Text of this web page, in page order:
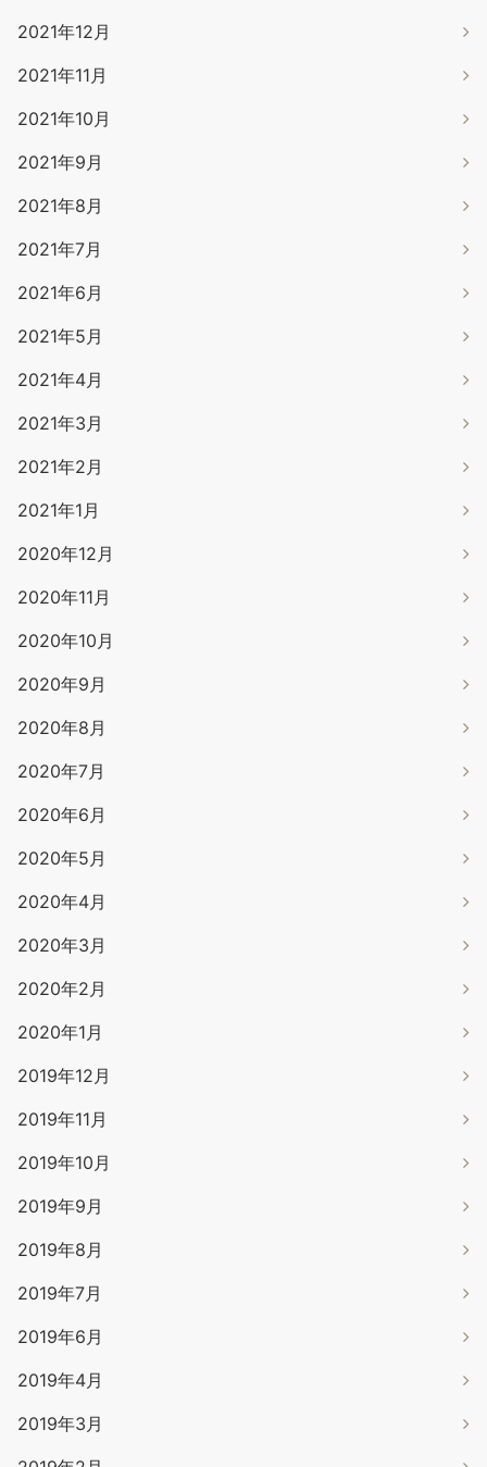
2021年12月
2021年11月
2021年10月
2021年9月
2021年8月
2021年7月
2021年6月
2021年5月
2021年4月
2021年3月
2021年2月
2021年1月
2020年12月
2020年11月
2020年10月
2020年9月
2020年8月
2020年7月
2020年6月
2020年5月
2020年4月
2020年3月
2020年2月
2020年1月
2019年12月
2019年11月
2019年10月
2019年9月
2019年8月
2019年7月
2019年6月
2019年4月
2019年3月